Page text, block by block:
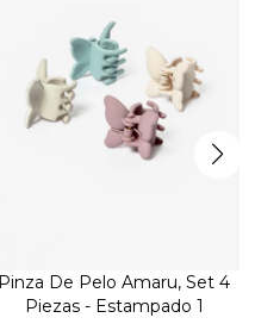
Pinza De Pelo Amaru, Set 4
Piezas - Estampado 1